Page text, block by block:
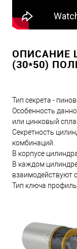
ОПИСАНИЕ
(30*50)
Тип секрета -
Особенность
или цинковый
Секретность
комбинаций.
В корпусе
В каждом
взаимодействуют
Тип ключа